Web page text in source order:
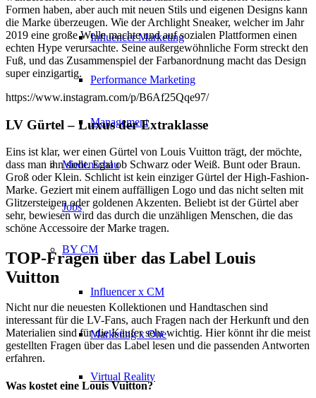
Influencer Marketing
Performance Marketing
Management
Modenschau
Jobs
BY CM
Influencer x CM
Marketing x One
Virtual Reality
Formen haben, aber auch mit neuen Stils und eigenen Designs kann
die Marke überzeugen. Wie der Archlight Sneaker, welcher im Jahr
2019 eine große Welle machte und auf sozialen Plattformen einen
echten Hype verursachte. Seine außergewöhnliche Form streckt den
Fuß, und das Zusammenspiel der Farbanordnung macht das Design
super einzigartig.
https://www.instagram.com/p/B6Af25Qqe97/
LV Gürtel – Luxus der Extraklasse
Eins ist klar, wer einen Gürtel von Louis Vuitton trägt, der möchte,
dass man ihn sieht. Egal ob Schwarz oder Weiß. Bunt oder Braun.
Groß oder Klein. Schlicht ist kein einziger Gürtel der High-Fashion-
Marke. Geziert mit einem auffälligen Logo und das nicht selten mit
Glitzersteinen oder goldenen Akzenten. Beliebt ist der Gürtel aber
sehr, bewiesen wird das durch die unzähligen Menschen, die das
schöne Accessoire der Marke tragen.
TOP-Fragen über das Label Louis
Vuitton
Nicht nur die neuesten Kollektionen und Handtaschen sind
interessant für die LV-Fans, auch Fragen nach der Herkunft und den
Materialien sind für die Käufer sehr wichtig. Hier könnt ihr die meist
gestellten Fragen über das Label lesen und die passenden Antworten
erfahren.
Was kostet eine Louis Vuitton?